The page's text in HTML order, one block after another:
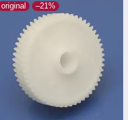
original –21%